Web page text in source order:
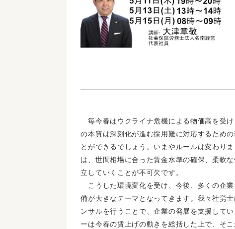
毎今春はウクライナ危機による物価高を受
の本質は深刻化が進む採用難に対応するため
とができるでしょう。いまやルールは変わり
は、世間相場に合った賃金水準の確保、柔軟
立していくことが不可欠です。
こうした環境変化を受け、今後、多くの企
備が大きなテーマとなってきます。我々社労
ンサルを行うことで、企業の発展を支援して
ーは今春の賃上げの動きを総括した上で、そ